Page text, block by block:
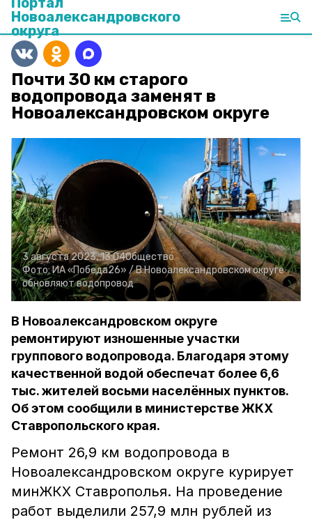
Новоалександровского
округа
Почти 30 км старого
водопровода заменят в
Новоалександровском округе
3 августа 2023, 13:04Общество
Фото:ИА «Победа26» /В Новоалександровском округе
обновляют водопровод
В Новоалександровском округе
ремонтируют изношенные участки
группового водопровода. Благодаря этому
качественной водой обеспечат более 6,6
тыс. жителей восьми населённых пунктов.
Об этом сообщили в министерстве ЖКХ
Ставропольского края.
Ремонт 26,9 км водопровода в
Новоалександровском округе курирует
минЖКХ Ставрополья. На проведение
работ выделили 257,9 млн рублей из